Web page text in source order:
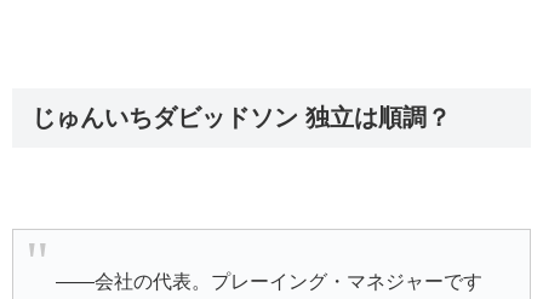
じゅんいちダビッドソン 独立は順調？
――会社の代表。プレーイング・マネジャーです